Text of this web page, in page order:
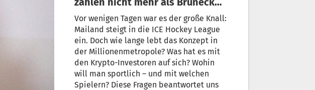
und Bozen“
Vor wenigen Tagen war es der große Knall:
Mailand steigt in die ICE Hockey League
ein. Doch wie lange lebt das Konzept in
der Millionenmetropole? Was hat es mit
den Krypto-Investoren auf sich? Wohin
will man sportlich – und mit welchen
Spielern? Diese Fragen beantwortet uns